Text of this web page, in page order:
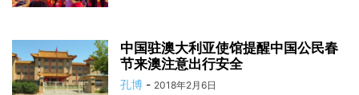
中国驻澳大利亚使馆提醒中国公民春
节来澳注意出行安全
孔博 - 2018年2月6日